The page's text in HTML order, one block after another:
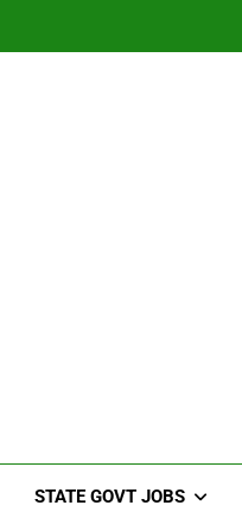
STATE GOVT JOBS